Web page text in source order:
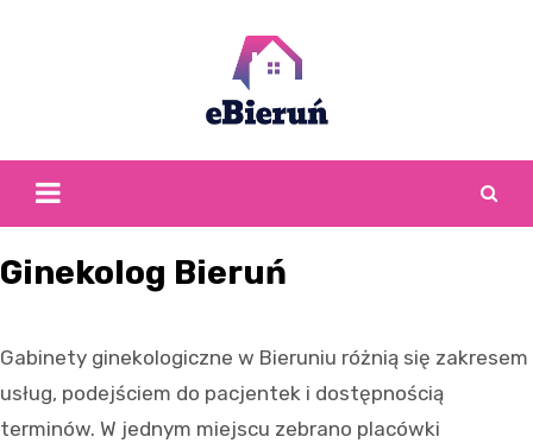
Ginekolog Bieruń
Gabinety ginekologiczne w Bieruniu różnią się zakresem
usług, podejściem do pacjentek i dostępnością
terminów. W jednym miejscu zebrano placówki